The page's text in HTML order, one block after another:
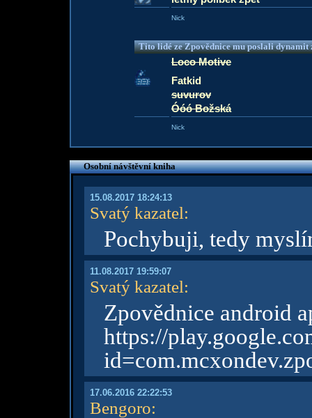
Nick
Tito lidé ze Zpovědnice mu poslali dynamit
Loco Motive
Fatkid
suvurov
Óóó Božská
Nick
Osobní návštěvní kniha
15.08.2017 18:24:13
Svatý kazatel:
Pochybuji, tedy
11.08.2017 19:59:07
Svatý kazatel:
Zpovědnice android
https://
17.06.2016 22:22:53
Bengoro: